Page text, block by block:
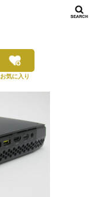
お気に入り